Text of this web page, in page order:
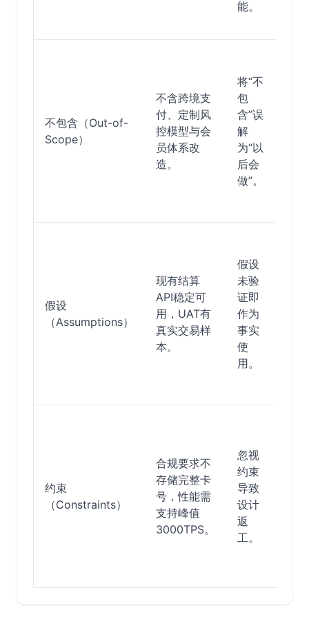
能。
不包含（Out-of-
Scope）
不含跨境支
付、定制风
控模型与会
员体系改
造。
将“不
包
含”误
解
为“以
后会
做”。
假设
（Assumptions）
现有结算
API稳定可
用，UAT有
真实交易样
本。
假设
未验
证即
作为
事实
使
用。
约束
（Constraints）
合规要求不
存储完整卡
号，性能需
支持峰值
3000TPS。
忽视
约束
导致
设计
返
工。